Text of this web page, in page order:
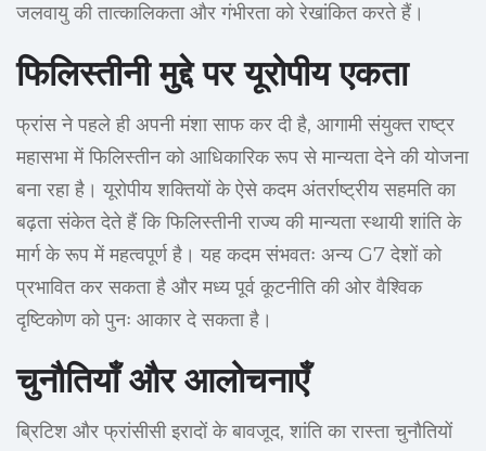
जलवायु की तात्कालिकता और गंभीरता को रेखांकित करते हैं।
फिलिस्तीनी मुद्दे पर यूरोपीय एकता
फ्रांस ने पहले ही अपनी मंशा साफ कर दी है, आगामी संयुक्त राष्ट्र
महासभा में फिलिस्तीन को आधिकारिक रूप से मान्यता देने की योजना
बना रहा है। यूरोपीय शक्तियों के ऐसे कदम अंतर्राष्ट्रीय सहमति का
बढ़ता संकेत देते हैं कि फिलिस्तीनी राज्य की मान्यता स्थायी शांति के
मार्ग के रूप में महत्वपूर्ण है। यह कदम संभवतः अन्य G7 देशों को
प्रभावित कर सकता है और मध्य पूर्व कूटनीति की ओर वैश्विक
दृष्टिकोण को पुनः आकार दे सकता है।
चुनौतियाँ और आलोचनाएँ
ब्रिटिश और फ्रांसीसी इरादों के बावजूद, शांति का रास्ता चुनौतियों